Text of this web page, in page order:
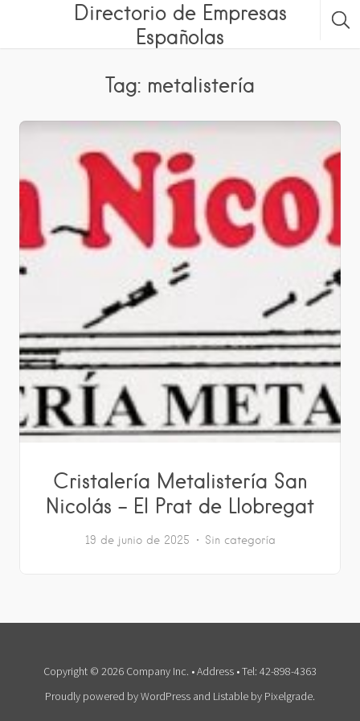
Directorio de Empresas
Españolas
Tag: metalistería
Cristalería Metalistería San
Nicolás – El Prat de Llobregat
19 de junio de 2025 Sin categoría
Copyright © 2026 Company Inc. • Address • Tel: 42-898-4363
Proudly powered by WordPress and Listable by Pixelgrade.